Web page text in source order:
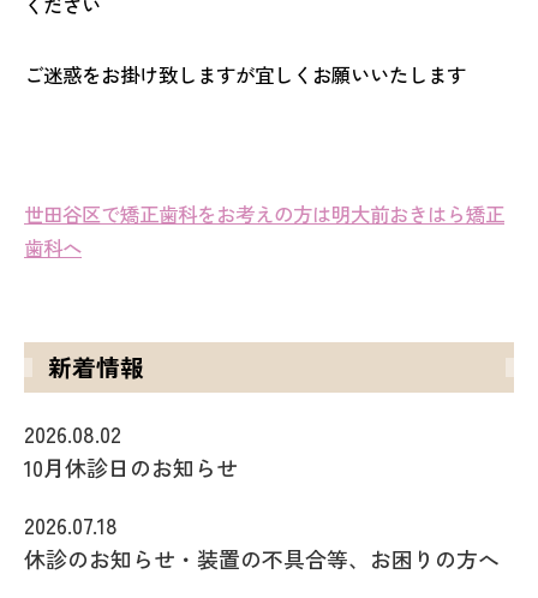
ご迷惑をお掛け致しますが宜しくお願いいたします
世田谷区で矯正歯科をお考えの方は明大前おきはら矯正
歯科へ
新着情報
2026.08.02
10月休診日のお知らせ
2026.07.18
休診のお知らせ・装置の不具合等、お困りの方へ